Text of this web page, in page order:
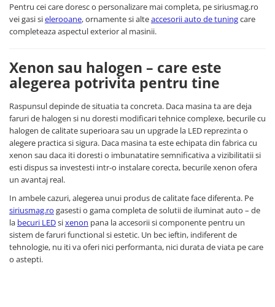
Pentru cei care doresc o personalizare mai completa, pe siriusmag.ro
vei gasi sielerooane, ornamente si alteaccesorii auto de tuningcare
completeaza aspectul exterior al masinii.
Xenon sau halogen – care este
alegerea potrivita pentru tine
Raspunsul depinde de situatia ta concreta. Daca masina ta are deja
faruri de halogen si nu doresti modificari tehnice complexe, becurile cu
halogen de calitate superioara sau un upgrade la LED reprezinta o
alegere practica si sigura. Daca masina ta este echipata din fabrica cu
xenon sau daca iti doresti o imbunatatire semnificativa a vizibilitatii si
esti dispus sa investesti intr-o instalare corecta, becurile xenon ofera
un avantaj real.
In ambele cazuri, alegerea unui produs de calitate face diferenta. Pe
siriusmag.ro gasesti o gama completa de solutii de iluminat auto – de
la becuri LEDsixenon pana la accesorii si componente pentru un
sistem de faruri functional si estetic. Un bec ieftin, indiferent de
tehnologie, nu iti va oferi nici performanta, nici durata de viata pe care
o astepti.